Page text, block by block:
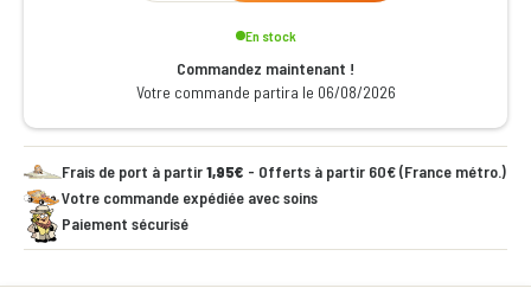
En stock
Commandez maintenant !
Votre commande partira le 06/08/2026
Frais de port à partir1,95€ - Offerts à partir 60€ (France métro.)
Votre commande expédiée avec soins
Paiement sécurisé